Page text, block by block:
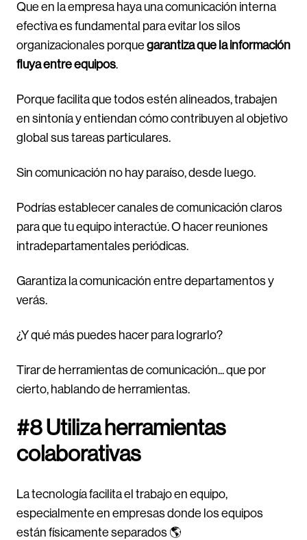
Que en la empresa haya una comunicación interna
efectiva es fundamental para evitar los silos
organizacionales porque garantiza que la información
fluya entre equipos.
Porque facilita que todos estén alineados, trabajen
en sintonía y entiendan cómo contribuyen al objetivo
global sus tareas particulares.
Sin comunicación no hay paraíso, desde luego.
Podrías establecer canales de comunicación claros
para que tu equipo interactúe. O hacer reuniones
intradepartamentales periódicas.
Garantiza la comunicación entre departamentos y
verás.
¿Y qué más puedes hacer para lograrlo?
Tirar de herramientas de comunicación... que por
cierto, hablando de herramientas.
#8 Utiliza herramientas
colaborativas
La tecnología facilita el trabajo en equipo,
especialmente en empresas donde los equipos
están físicamente separados 🌎